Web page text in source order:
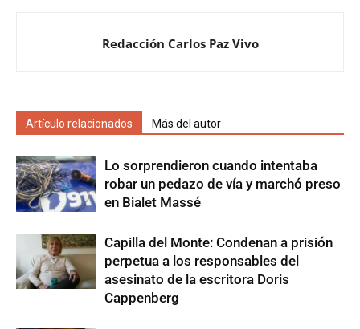
Redacción Carlos Paz Vivo
Artículo relacionados Más del autor
Lo sorprendieron cuando intentaba
robar un pedazo de vía y marchó preso
en Bialet Massé
Capilla del Monte: Condenan a prisión
perpetua a los responsables del
asesinato de la escritora Doris
Cappenberg